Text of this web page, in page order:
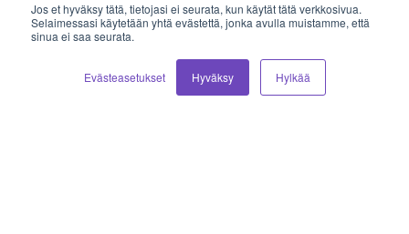
Jos et hyväksy tätä, tietojasi ei seurata, kun käytät tätä verkkosivua.
Selaimessasi käytetään yhtä evästettä, jonka avulla muistamme, että
sinua ei saa seurata.
Evästeasetukset Hyväksy Hylkää
laskutus@vilkas.fi